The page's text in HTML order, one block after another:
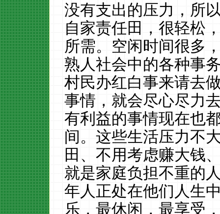
没有支出的压力，所
自家责任田，很轻松
所需。空闲时间很多
熟人社会中的各种事
村民办红白事来请去
事情，就会尽心尽力
有利益的事情现在也
间。这些生活压力不
田、不用考虑赚大钱
就是家庭负担不重的
年人正处在他们人生
乐，最休闲，最享受